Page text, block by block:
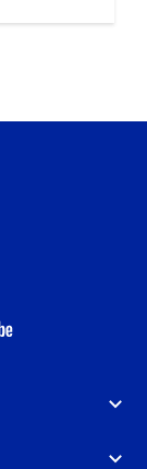
youtube-